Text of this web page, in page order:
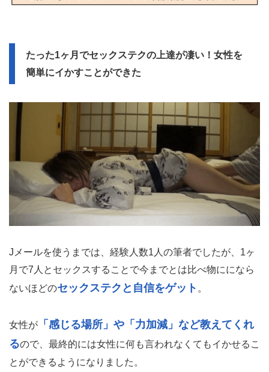
たった1ヶ月でセックステクの上達が凄い！女性を
簡単にイかすことができた
Jメールを使うまでは、経験人数1人の筆者でしたが、1ヶ
月で7人とセックスすることで今までとは比べ物にになら
ないほどのセックステクと自信をゲット 。
女性が 「感じる場所」や「力加減」など教えてくれ
るので、最終的には女性に何も言われなくてもイかせるこ
とができるようになりました。